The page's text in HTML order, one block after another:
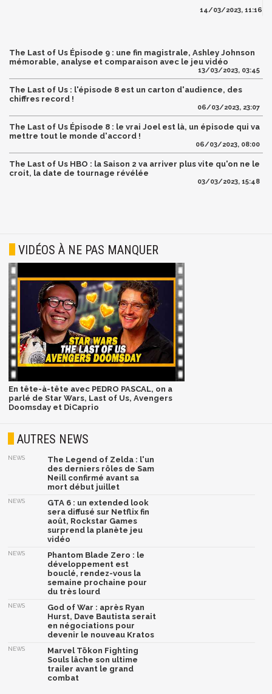
14/03/2023, 11:16
The Last of Us Épisode 9 : une fin magistrale, Ashley Johnson
mémorable, analyse et comparaison avec le jeu vidéo
13/03/2023, 03:45
The Last of Us : l'épisode 8 est un carton d'audience, des
chiffres record !
06/03/2023, 23:07
The Last of Us Épisode 8 : le vrai Joel est là, un épisode qui va
mettre tout le monde d'accord !
06/03/2023, 08:00
The Last of Us HBO : la Saison 2 va arriver plus vite qu'on ne le
croit, la date de tournage révélée
03/03/2023, 15:48
VIDÉOS À NE PAS MANQUER
En tête-à-tête avec PEDRO PASCAL, on a
parlé de Star Wars, Last of Us, Avengers
Doomsday et DiCaprio
AUTRES NEWS
NEWS
The Legend of Zelda : l'un
des derniers rôles de Sam
Neill confirmé avant sa
mort début juillet
NEWS
GTA 6 : un extended look
sera diffusé sur Netflix fin
août, Rockstar Games
surprend la planète jeu
vidéo
NEWS
Phantom Blade Zero : le
développement est
bouclé, rendez-vous la
semaine prochaine pour
du très lourd
NEWS
God of War : après Ryan
Hurst, Dave Bautista serait
en négociations pour
devenir le nouveau Kratos
NEWS
Marvel Tōkon Fighting
Souls lâche son ultime
trailer avant le grand
combat